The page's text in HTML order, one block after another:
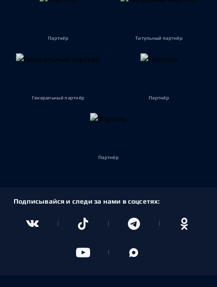
Партнёр Титульный партнёр
Генеральный партнёр Партнёр
Партнёр
Подписывайся и следи за нами в соцсетях: